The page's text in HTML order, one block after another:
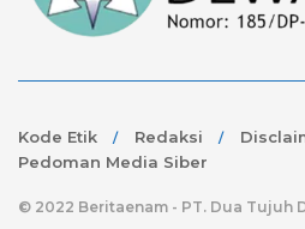
Kode Etik Redaksi
Pedoman Media Siber
© 2022 Beritaenam - PT. Dua Tujuh